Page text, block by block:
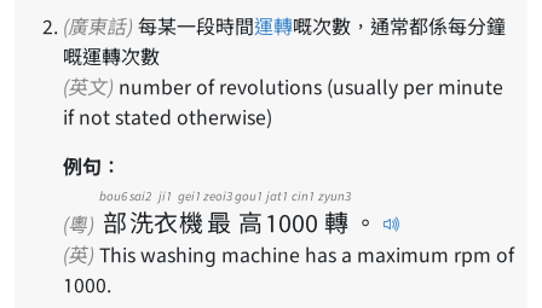
(廣東話) 每某一段時間運轉嘅次數，通常都係每分鐘
嘅運轉次數
(英文)
if not stated otherwise)
例句：
(粵) 部
bou6
洗
sai2
衣
ji1
機
gei1
最
zeoi3
高
gou1
1000
jat1 cin1
轉
zyun3
。
(英) This washing machine has a maximum rpm of
1000.